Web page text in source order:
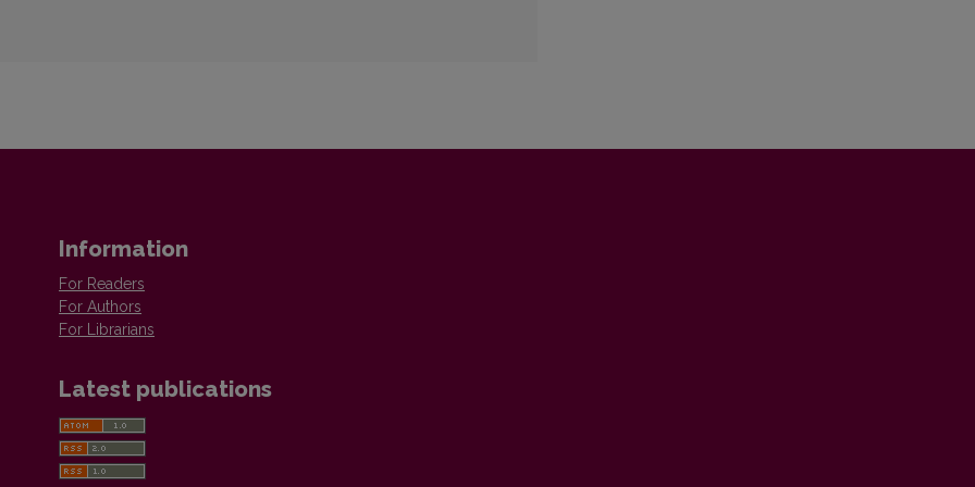
Information
For Readers
For Authors
For Librarians
Latest publications